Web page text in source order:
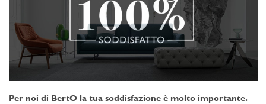
Per noi di BertO la tua soddisfazione è molto importante.